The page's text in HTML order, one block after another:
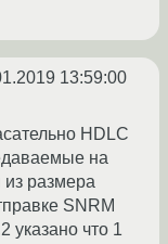
13:59:00
HDLC
на
из размера
SNRM
указано что 1